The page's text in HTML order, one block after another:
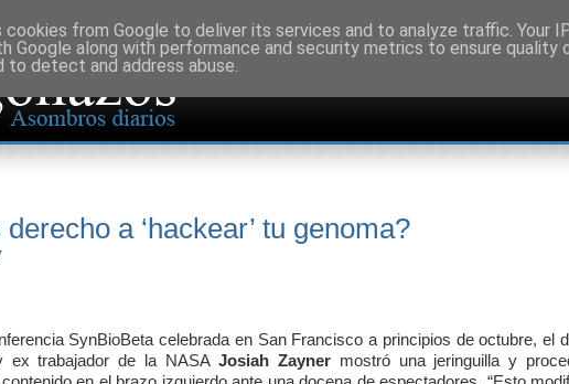
a ‘hackear’ tu genoma?
SynBioBeta celebrada en San Francisco a principios de octubre, el
ex trabajador de la NASA Josiah Zaynermostró una jeringuilla y
cookies from Google to deliver its services and to analyze traffic. Your
Google along with performance and security metrics to ensure quality
to detect and address abuse.